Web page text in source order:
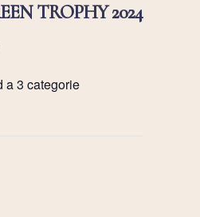
TROPHY 2024
a 3 categorie